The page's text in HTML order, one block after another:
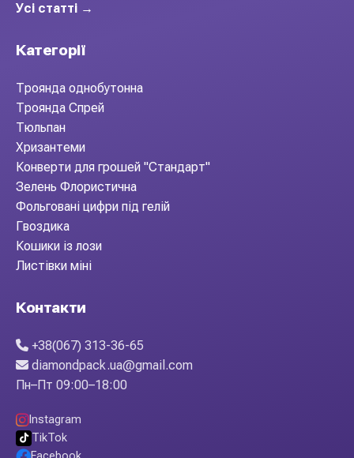
Усі статті →
Категорії
Троянда однобутонна
Троянда Спрей
Тюльпан
Хризантеми
Конверти для грошей "Стандарт"
Зелень Флористична
Фольговані цифри під гелій
Гвоздика
Кошики із лози
Листівки міні
Контакти
+38(067) 313-36-65
diamondpack.ua@gmail.com
Пн–Пт 09:00–18:00
Instagram
TikTok